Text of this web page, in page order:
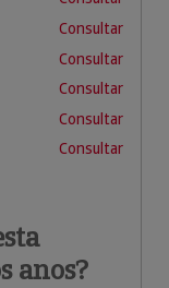
Consultar
Consultar
Consultar
Consultar
Consultar
anos?